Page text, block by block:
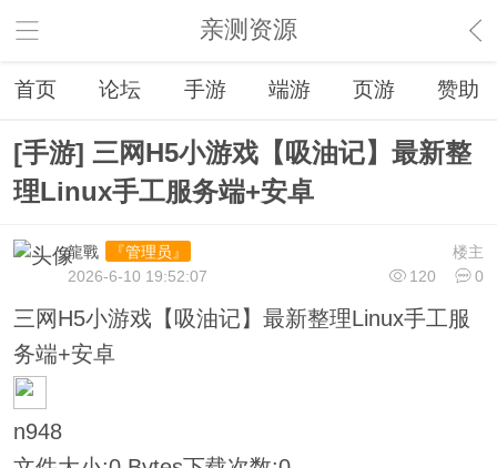
亲测资源
首页 论坛 手游 端游 页游 赞助
[手游] 三网H5小游戏【吸油记】最新整
理Linux手工服务端+安卓
楼主
龍戰
『管理员』
120
0
2026-6-10 19:52:07
三网H5小游戏【吸油记】最新整理Linux手工服
务端+安卓
n948